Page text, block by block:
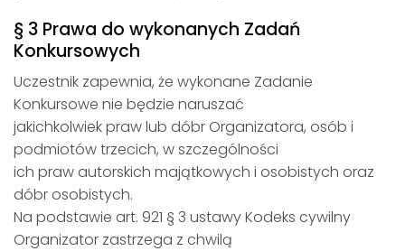
§ 3 Prawa do wykonanych Zadań
Konkursowych
Uczestnik zapewnia, że wykonane Zadanie
Konkursowe nie będzie naruszać
jakichkolwiek praw lub dóbr Organizatora, osób i
podmiotów trzecich, w szczególności
ich praw autorskich majątkowych i osobistych oraz
dóbr osobistych.
Na podstawie art. 921 § 3 ustawy Kodeks cywilny
Organizator zastrzega z chwilą